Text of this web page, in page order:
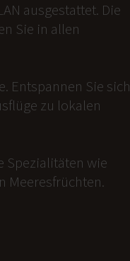
ausgestattet. Die
Sie in allen
Entspannen Sie sich
zu lokalen
Spezialitäten wie
Meeresfrüchten.